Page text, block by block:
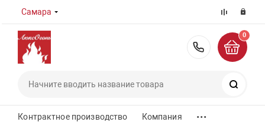
Самара
8 (800)
0
Контрактное производство Компания ...